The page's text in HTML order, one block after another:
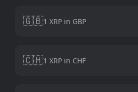
🇬🇧1 XRP in GBP
🇨🇭1 XRP in CHF